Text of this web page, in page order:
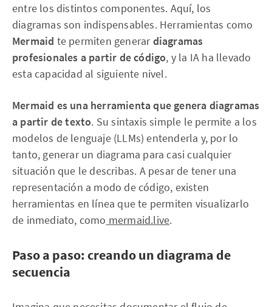
entre los distintos componentes. Aquí, los
diagramas son indispensables. Herramientas como
Mermaid te permiten generardiagramas
profesionales a partir de código, y la IA ha llevado
esta capacidad al siguiente nivel.
Mermaid es una herramienta que genera diagramas
a partir de texto. Su sintaxis simple le permite a los
modelos de lenguaje (LLMs) entenderla y, por lo
tanto, generar un diagrama para casi cualquier
situación que le describas. A pesar de tener una
representación a modo de código, existen
herramientas en línea que te permiten visualizarlo
de inmediato, como mermaid.live.
Paso a paso: creando un diagrama de
secuencia